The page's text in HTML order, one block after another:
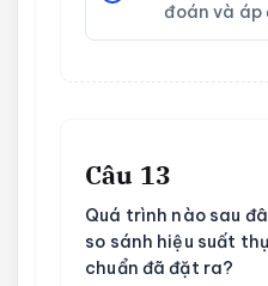
đoán và áp
Câu 13
Quá trình nào sau
so sánh hiệu suất
chuẩn đã đặt ra?